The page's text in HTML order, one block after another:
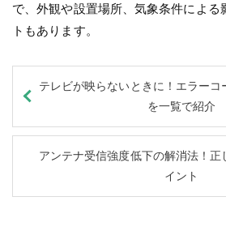
で、外観や設置場所、気象条件による
トもあります。
テレビが映らないときに！エラーコ
を一覧で紹介
アンテナ受信強度低下の解消法！正
イント